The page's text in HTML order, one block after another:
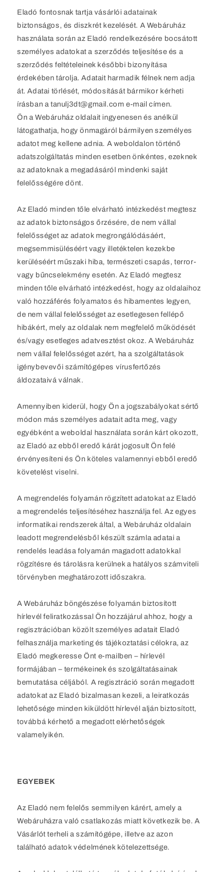
Eladó fontosnak tartja vásárlói adatainak
biztonságos, és diszkrét kezelését. A Webáruház
használata során az Eladó rendelkezésére bocsátott
személyes adatokat a szerződés teljesítése és a
szerződés feltételeinek későbbi bizonyítása
érdekében tárolja. Adatait harmadik félnek nem adja
át. Adatai törlését, módosítását bármikor kérheti
írásban a tanulj3dt@gmail.com e-mail címen.
Ön a Webáruház oldalait ingyenesen és anélkül
látogathatja, hogy önmagáról bármilyen személyes
adatot meg kellene adnia. A weboldalon történő
adatszolgáltatás minden esetben önkéntes, ezeknek
az adatoknak a megadásáról mindenki saját
felelősségére dönt.
Az Eladó minden tőle elvárható intézkedést megtesz
az adatok biztonságos őrzésére, de nem vállal
felelősséget az adatok megrongálódásáért,
megsemmisüléséért vagy illetéktelen kezekbe
kerüléséért műszaki hiba, természeti csapás, terror-
vagy bűncselekmény esetén. Az Eladó megtesz
minden tőle elvárható intézkedést, hogy az oldalaihoz
való hozzáférés folyamatos és hibamentes legyen,
de nem vállal felelősséget az esetlegesen fellépő
hibákért, mely az oldalak nem megfelelő működését
és/vagy esetleges adatvesztést okoz. A Webáruház
nem vállal felelősséget azért, ha a szolgáltatások
igénybevevői számítógépes vírusfertőzés
áldozataivá válnak.
Amennyiben kiderül, hogy Ön a jogszabályokat sértő
módon más személyes adatait adta meg, vagy
egyébként a weboldal használata során kárt okozott,
az Eladó az ebből eredő kárát jogosult Ön felé
érvényesíteni és Ön köteles valamennyi ebből eredő
követelést viselni.
A megrendelés folyamán rögzített adatokat az Eladó
a megrendelés teljesítéséhez használja fel. Az egyes
informatikai rendszerek által, a Webáruház oldalain
leadott megrendelésből készült számla adatai a
rendelés leadása folyamán magadott adatokkal
rögzítésre és tárolásra kerülnek a hatályos számviteli
törvényben meghatározott időszakra.
A Webáruház böngészése folyamán biztosított
hírlevél feliratkozással Ön hozzájárul ahhoz, hogy a
regisztrációban közölt személyes adatait Eladó
felhasználja marketing és tájékoztatási célokra, az
Eladó megkeresse Önt e-mailben – hírlevél
formájában – termékeinek és szolgáltatásainak
bemutatása céljából. A regisztráció során megadott
adatokat az Eladó bizalmasan kezeli, a leiratkozás
lehetősége minden kiküldött hírlevél alján biztosított,
továbbá kérhető a megadott elérhetőségek
valamelyikén.
EGYEBEK
Az Eladó nem felelős semmilyen kárért, amely a
Webáruházra való csatlakozás miatt következik be. A
Vásárlót terheli a számítógépe, illetve az azon
található adatok védelmének kötelezettsége.